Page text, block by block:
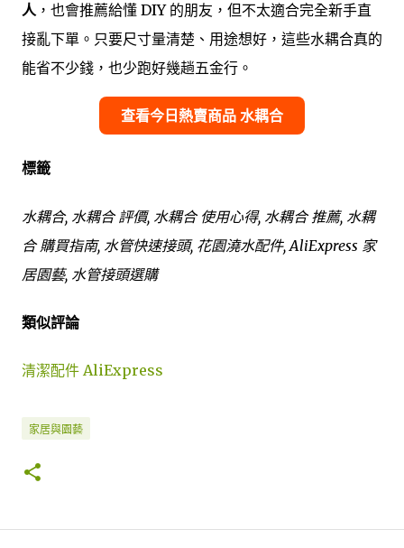
人，也會推薦給懂 DIY 的朋友，但不太適合完全新手直
接亂下單。只要尺寸量清楚、用途想好，這些水耦合真的
能省不少錢，也少跑好幾趟五金行。
查看今日熱賣商品 水耦合
標籤
水耦合, 水耦合 評價, 水耦合 使用心得, 水耦合 推薦, 水耦
合 購買指南, 水管快速接頭, 花園澆水配件, AliExpress 家
居園藝, 水管接頭選購
類似評論
清潔配件 AliExpress
家居與園藝